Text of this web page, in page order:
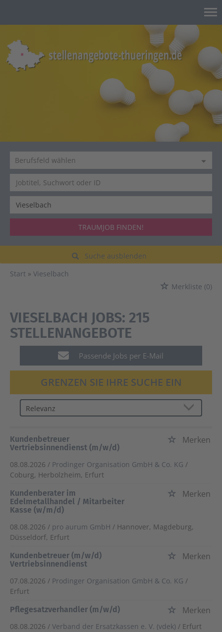
TRAUMJOB FINDEN!
Suche ausblenden
Start
Vieselbach
Merkliste (0)
VIESELBACH JOBS: 215
STELLENANGEBOTE
Passende Jobs per E-Mail
GRENZEN SIE IHRE SUCHE EIN
Kundenbetreuer
Vertriebsinnendienst (m/w/d)
Merken
08.08.2026 / Prodinger Organisation GmbH & Co. KG /
Coburg, Herbolzheim, Erfurt
Kundenberater im
Edelmetallhandel / Mitarbeiter
Kasse (w/m/d)
Merken
08.08.2026 / pro aurum GmbH / Hannover, Magdeburg,
Düsseldorf, Erfurt
Kundenbetreuer (m/w/d)
Vertriebsinnendienst
Merken
07.08.2026 / Prodinger Organisation GmbH & Co. KG /
Erfurt
Pflegesatzverhandler (m/w/d)
Merken
08.08.2026 / Verband der Ersatzkassen e. V. (vdek) / Erfurt